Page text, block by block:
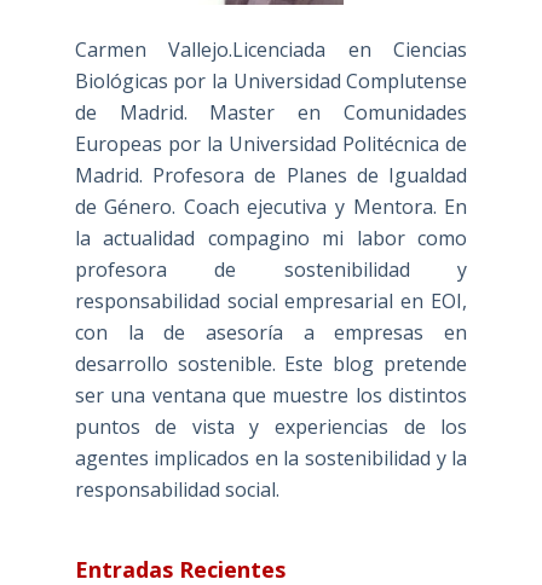
Carmen Vallejo.Licenciada en Ciencias
Biológicas por la Universidad Complutense
de Madrid. Master en Comunidades
Europeas por la Universidad Politécnica de
Madrid. Profesora de Planes de Igualdad
de Género. Coach ejecutiva y Mentora. En
la actualidad compagino mi labor como
profesora de sostenibilidad y
responsabilidad social empresarial en EOI,
con la de asesoría a empresas en
desarrollo sostenible. Este blog pretende
ser una ventana que muestre los distintos
puntos de vista y experiencias de los
agentes implicados en la sostenibilidad y la
responsabilidad social.
Entradas Recientes